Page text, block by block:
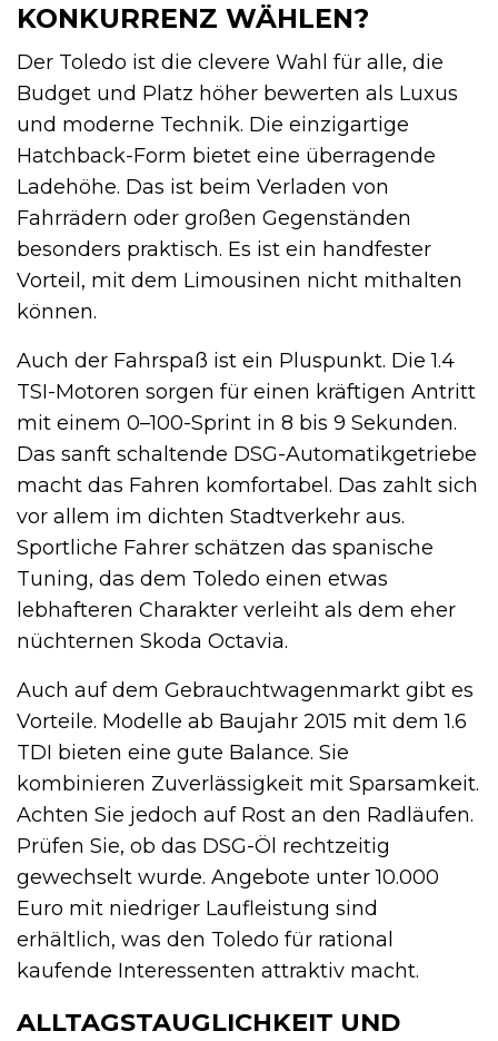
KONKURRENZ WÄHLEN?
Der Toledo ist die clevere Wahl für alle, die
Budget und Platz höher bewerten als Luxus
und moderne Technik. Die einzigartige
Hatchback-Form bietet eine überragende
Ladehöhe. Das ist beim Verladen von
Fahrrädern oder großen Gegenständen
besonders praktisch. Es ist ein handfester
Vorteil, mit dem Limousinen nicht mithalten
können.
Auch der Fahrspaß ist ein Pluspunkt. Die 1.4
TSI-Motoren sorgen für einen kräftigen Antritt
mit einem 0–100-Sprint in 8 bis 9 Sekunden.
Das sanft schaltende DSG-Automatikgetriebe
macht das Fahren komfortabel. Das zahlt sich
vor allem im dichten Stadtverkehr aus.
Sportliche Fahrer schätzen das spanische
Tuning, das dem Toledo einen etwas
lebhafteren Charakter verleiht als dem eher
nüchternen Skoda Octavia.
Auch auf dem Gebrauchtwagenmarkt gibt es
Vorteile. Modelle ab Baujahr 2015 mit dem 1.6
TDI bieten eine gute Balance. Sie
kombinieren Zuverlässigkeit mit Sparsamkeit.
Achten Sie jedoch auf Rost an den Radläufen.
Prüfen Sie, ob das DSG-Öl rechtzeitig
gewechselt wurde. Angebote unter 10.000
Euro mit niedriger Laufleistung sind
erhältlich, was den Toledo für rational
kaufende Interessenten attraktiv macht.
ALLTAGSTAUGLICHKEIT UND